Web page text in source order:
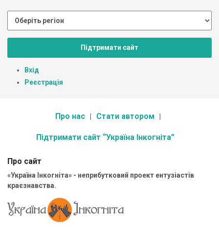
Підтримати сайт
Вхід
Реєстрація
Про нас Стати автором
Підтримати сайт “Україна Інкогніта”
Про сайт
«Україна Інкогніта» - неприбутковий проект ентузіастів
краєзнавства.